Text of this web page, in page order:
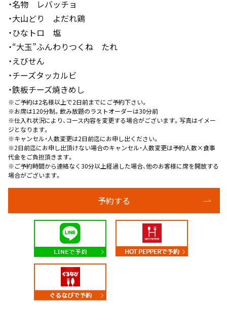
・名物 レバッチョ
・大山どり よだれ鶏
・ひなトロ 塩
・“大玉”ふんわりつくね たれ
・えびせん
・チーズタッカルビ
・鉄板チーズ焼きめし
※ご予約は2名様以上で2日前までにご予約下さい。
※お席は120分制。飲み放題のラストオーダーは30分前
※仕入れ状況により、コース内容を変更する場合がございます。写真はイメー
ジとなります。
※キャンセル・人数変更は2日前迄にお申し出ください。
※2日前迄にお申し出頂けない場合のキャンセル・人数変更は予約人数×食事
代金をご負担頂きます。
※ご予約時間から連絡なく30分以上経過した場合、他のお客様に席を開放する
場合がございます。
予約する